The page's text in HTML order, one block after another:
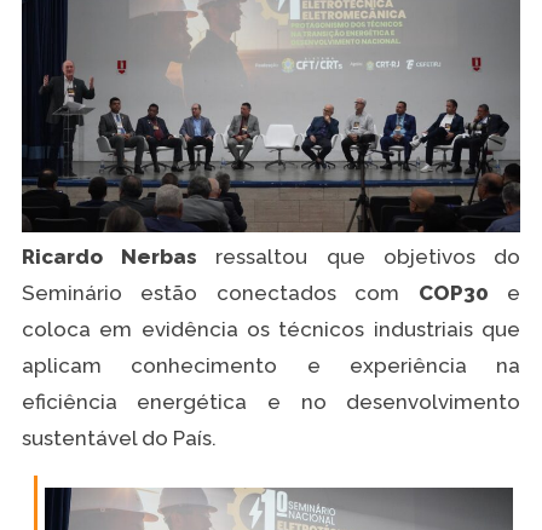
Ricardo Nerbas ressaltou que objetivos do
Seminário estão conectados com COP30 e
coloca em evidência os técnicos industriais que
aplicam conhecimento e experiência na
eficiência energética e no desenvolvimento
sustentável do País.